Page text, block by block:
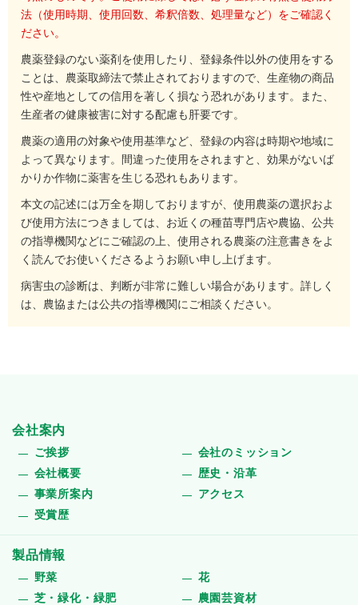
法（使用時期、使用回数、希釈倍数、処理量など）をご確認く
ださい。
農薬登録のない薬剤を使用したり、登録条件以外の使用をする
ことは、農薬取締法で禁止されておりますので、生産物の商品
性や産地としての信用を著しく損なう恐れがあります。また、
生産者の健康被害に対する配慮も肝要です。
農薬の適用の対象や使用基準など、登録の内容は時期や地域に
よって異なります。間違った使用をされますと、効果がないば
かりか作物に薬害を生じる恐れもあります。
本文の記述には万全を期しておりますが、使用農薬の選択およ
び使用方法につきましては、お近くの種苗専門店や農協、公共
の指導機関などにご確認の上、使用される農薬の注意書きをよ
く読んでお使いくださるようお願い申し上げます。
病害虫の診断は、判断が非常に難しい場合があります。詳しく
は、農協または公共の指導機関にご相談ください。
会社案内
ご挨拶
会社のミッション
会社概要
歴史・沿革
事業所案内
アクセス
受賞歴
製品情報
野菜
花
芝・緑化・緑肥
農園芸資材